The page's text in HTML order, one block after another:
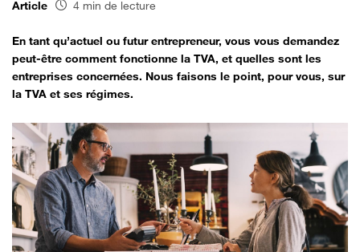
Article
4 min de lecture
En tant qu’actuel ou futur entrepreneur, vous vous demandez
peut-être comment fonctionne la TVA, et quelles sont les
entreprises concernées. Nous faisons le point, pour vous, sur
la TVA et ses régimes.